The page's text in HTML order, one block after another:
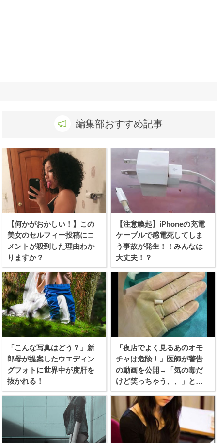
編集部おすすめ記事
【何かがおかしい！】この
美女のセルフィー投稿にコ
メントが殺到した理由わか
りますか？
【注意喚起】iPhoneの充電
ケーブルで感電死してしま
う事故が発生！！みんなは
大丈夫！？
「こんな写真はどう？」新
郎母が提案したウエディン
グフォトに世界中が度肝を
抜かれる！
「夜店でよく見るあのオモ
チャは危険！」医師が警告
の動画を公開→「気の毒だ
けど笑っちゃう、、」と話
題に！